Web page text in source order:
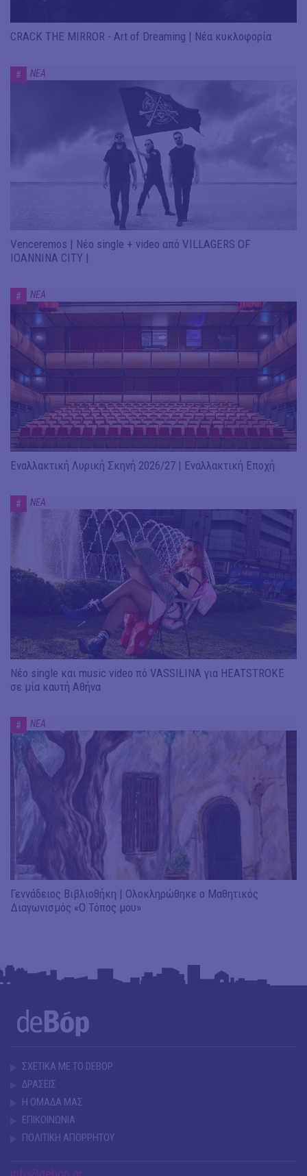
CRACK THE MIRROR - Art of Dreaming | Νέα κυκλοφορία
# ΝΕΑ
Venceremos | Νέο single + video από VILLAGERS OF
IOANNINA CITY |
# ΝΕΑ
Εναλλακτική Λυρική Σκηνή 2026/27 | Εναλλακτική Εποχή
# ΝΕΑ
Νέο single και music video πό VASSIŁINA για HEATSTROKE
σε μία καυτή Αθήνα
# ΝΕΑ
Γεννάδειος Βιβλιοθήκη | Ολοκληρώθηκε ο Μαθητικός
Διαγωνισμός «Ο Τόπος μου»
ΣΧΕΤΙΚΑ ΜΕ ΤΟ DEBOP
ΔΡΑΣΕΙΣ
Η ΟΜΑΔΑ ΜΑΣ
ΕΠΙΚΟΙΝΩΝΙΑ
ΠΟΛΙΤΙΚΗ ΑΠΟΡΡΗΤΟΥ